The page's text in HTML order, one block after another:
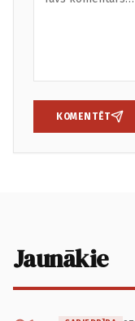
KOMENTĒT
Jaunākie